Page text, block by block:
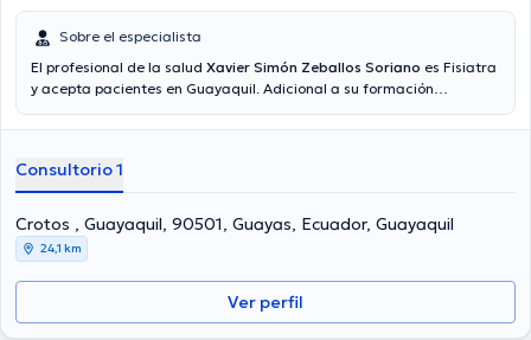
Sobre el especialista
El profesional de la salud Xavier Simón Zeballos Soriano es Fisiatra
y acepta pacientes en Guayaquil. Adicional a su formación
su área de especialidad. El profesional de la salud tiene varios años
desempeñado como miembro de diversas asociaciones médicas.
Xavier Simón Zeballos Soriano ha colaborado en cuantiosas
conferencias con el ideal de tener una formación continua en su
temática de especialización y ha compartido importantes
publicaciones.
Consultorio 1
Crotos , Guayaquil, 90501, Guayas, Ecuador, Guayaquil
24,1 km
Ver perfil